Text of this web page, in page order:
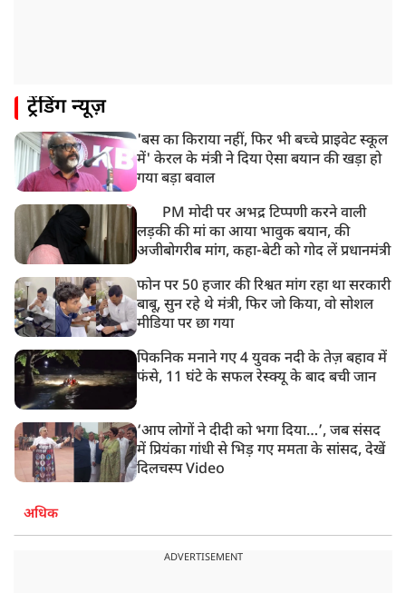
ट्रेंडिंग न्यूज़
'बस का किराया नहीं, फिर भी बच्चे प्राइवेट स्कूल
में' केरल के मंत्री ने दिया ऐसा बयान की खड़ा हो
गया बड़ा बवाल
PM मोदी पर अभद्र टिप्पणी करने वाली
लड़की की मां का आया भावुक बयान, की
अजीबोगरीब मांग, कहा-बेटी को गोद लें प्रधानमंत्री
फोन पर 50 हजार की रिश्वत मांग रहा था सरकारी
बाबू, सुन रहे थे मंत्री, फिर जो किया, वो सोशल
मीडिया पर छा गया
पिकनिक मनाने गए 4 युवक नदी के तेज़ बहाव में
फंसे, 11 घंटे के सफल रेस्क्यू के बाद बची जान
‘आप लोगों ने दीदी को भगा दिया…’, जब संसद
में प्रियंका गांधी से भिड़ गए ममता के सांसद, देखें
दिलचस्प Video
अधिक
ADVERTISEMENT